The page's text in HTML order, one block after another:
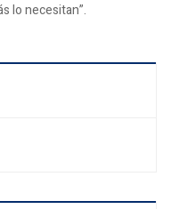
lo necesitan”.